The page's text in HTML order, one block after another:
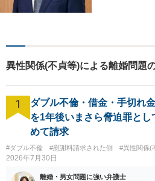
いただくために
研鑽を積んでい
ております。
異性関係(不貞等)による離婚問題
1
ダブル不倫・借金・手切れ
を1年後いまさら脅迫罪とし
めて請求
#ダブル不倫 #慰謝料請求された側 #異性関係(
2026年7月30日
離婚・男女問題に強い弁護士